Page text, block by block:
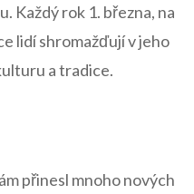
Každý rok ⁣1.‌ března, na⁤
lidí shromažďují v jeho
a ⁤tradice.
přinesl mnoho⁤ nových